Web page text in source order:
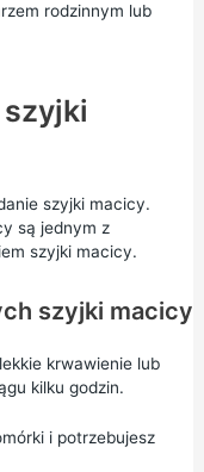
rodzinnym lub
szyjki macicy.
są jednym z
szyjki macicy.
szyjki macicy
krwawienie lub
kilku godzin.
i potrzebujesz